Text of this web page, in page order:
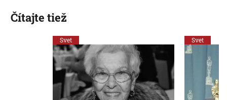
Čítajte tiež
Svet Svet